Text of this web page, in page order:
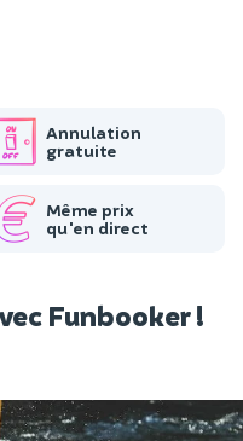
Annulation
gratuite
Même prix
qu'en direct
Funbooker !